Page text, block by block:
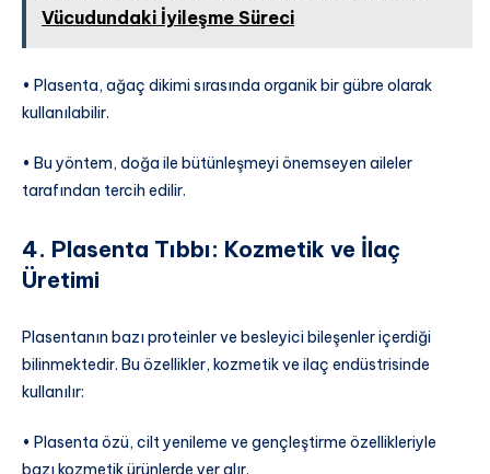
Vücudundaki İyileşme Süreci
• Plasenta, ağaç dikimi sırasında organik bir gübre olarak
kullanılabilir.
• Bu yöntem, doğa ile bütünleşmeyi önemseyen aileler
tarafından tercih edilir.
4. Plasenta Tıbbı: Kozmetik ve İlaç
Üretimi
Plasentanın bazı proteinler ve besleyici bileşenler içerdiği
bilinmektedir. Bu özellikler, kozmetik ve ilaç endüstrisinde
kullanılır:
• Plasenta özü, cilt yenileme ve gençleştirme özellikleriyle
bazı kozmetik ürünlerde yer alır.